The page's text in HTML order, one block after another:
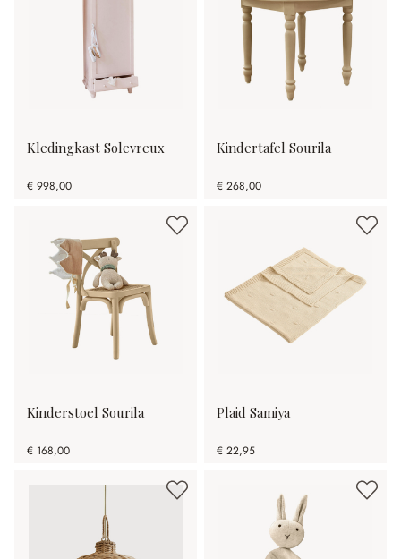
Kledingkast Solevreux
€ 998,00
Kindertafel Sourila
€ 268,00
Kinderstoel Sourila
€ 168,00
Plaid Samiya
€ 22,95